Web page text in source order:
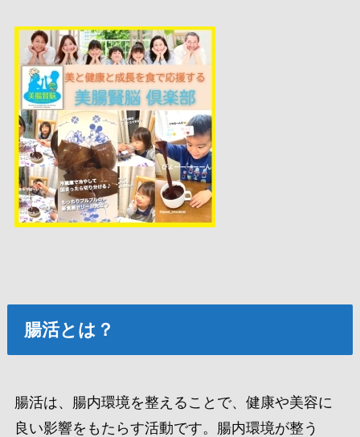
腸活とは？
腸活は、腸内環境を整えることで、健康や美容に
良い影響をもたらす活動です。腸内環境が整う